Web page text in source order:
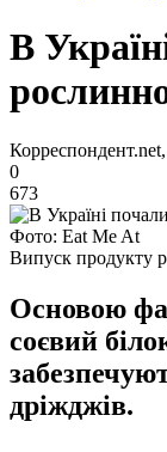
В
0
673
Фото: Eat Me At
Випуск продукту
Основою
соєвий
дріжджів.